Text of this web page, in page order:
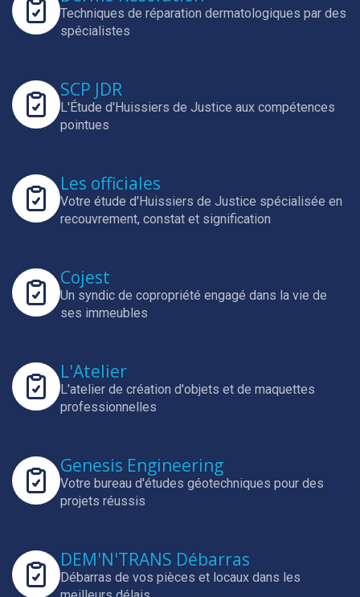
Techniques de réparation dermatologiques par des
spécialistes
SCP JDR
L'Étude d'Huissiers de Justice aux compétences
pointues
Les officiales
Votre étude d'Huissiers de Justice spécialisée en
recouvrement, constat et signification
Cojest
Un syndic de copropriété engagé dans la vie de
ses immeubles
L'Atelier
L'atelier de création d'objets et de maquettes
professionnelles
Genesis Engineering
Votre bureau d'études géotechniques pour des
projets réussis
DEM'N'TRANS Débarras
Débarras de vos pièces et locaux dans les